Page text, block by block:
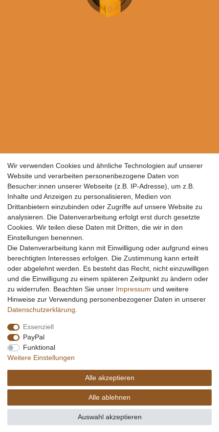
Wir verwenden Cookies und ähnliche Technologien auf unserer
Website und verarbeiten personenbezogene Daten von
Besucher:innen unserer Webseite (z.B. IP-Adresse), um z.B.
Inhalte und Anzeigen zu personalisieren, Medien von
Drittanbietern einzubinden oder Zugriffe auf unsere Website zu
analysieren. Die Datenverarbeitung erfolgt erst durch gesetzte
Cookies. Wir teilen diese Daten mit Dritten, die wir in den
Einstellungen benennen.
Die Datenverarbeitung kann mit Einwilligung oder aufgrund eines
berechtigten Interesses erfolgen. Die Zustimmung kann erteilt
oder abgelehnt werden. Es besteht das Recht, nicht einzuwilligen
und die Einwilligung zu einem späteren Zeitpunkt zu ändern oder
zu widerrufen. Beachten Sie unser Impressum und weitere
Hinweise zur Verwendung personenbezogener Daten in unserer
Daten­schutz­erklärung
Essenziell
PayPal
Funktional
Weitere Einstellungen
Alle akzeptieren
Alle ablehnen
Auswahl akzeptieren